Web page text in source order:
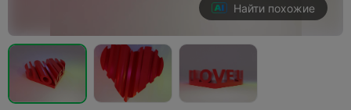
Найти похожие